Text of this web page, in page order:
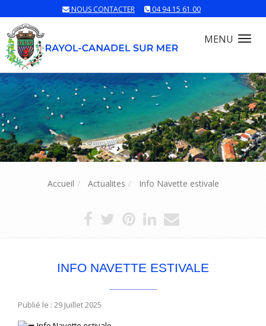
NOUS CONTACTER 04 94 15 61 00
MENU
Accueil Actualites Info Navette estivale
INFO NAVETTE ESTIVALE
Publié le : 29 Juillet 2025